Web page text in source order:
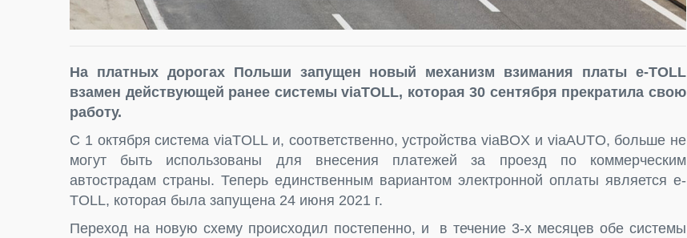
На платных дорогах Польши запущен новый механизм взимания платы e-TOLL
взамен действующей ранее системы viaTOLL, которая 30 сентября прекратила свою
работу.
С 1 октября система viaTOLL и, соответственно, устройства viaBOX и viaAUTO, больше не
могут быть использованы для внесения платежей за проезд по коммерческим
автострадам страны. Теперь единственным вариантом электронной оплаты является e-
TOLL, которая была запущена 24 июня 2021 г.
Переход на новую схему происходил постепенно, и в течение 3-х месяцев обе системы